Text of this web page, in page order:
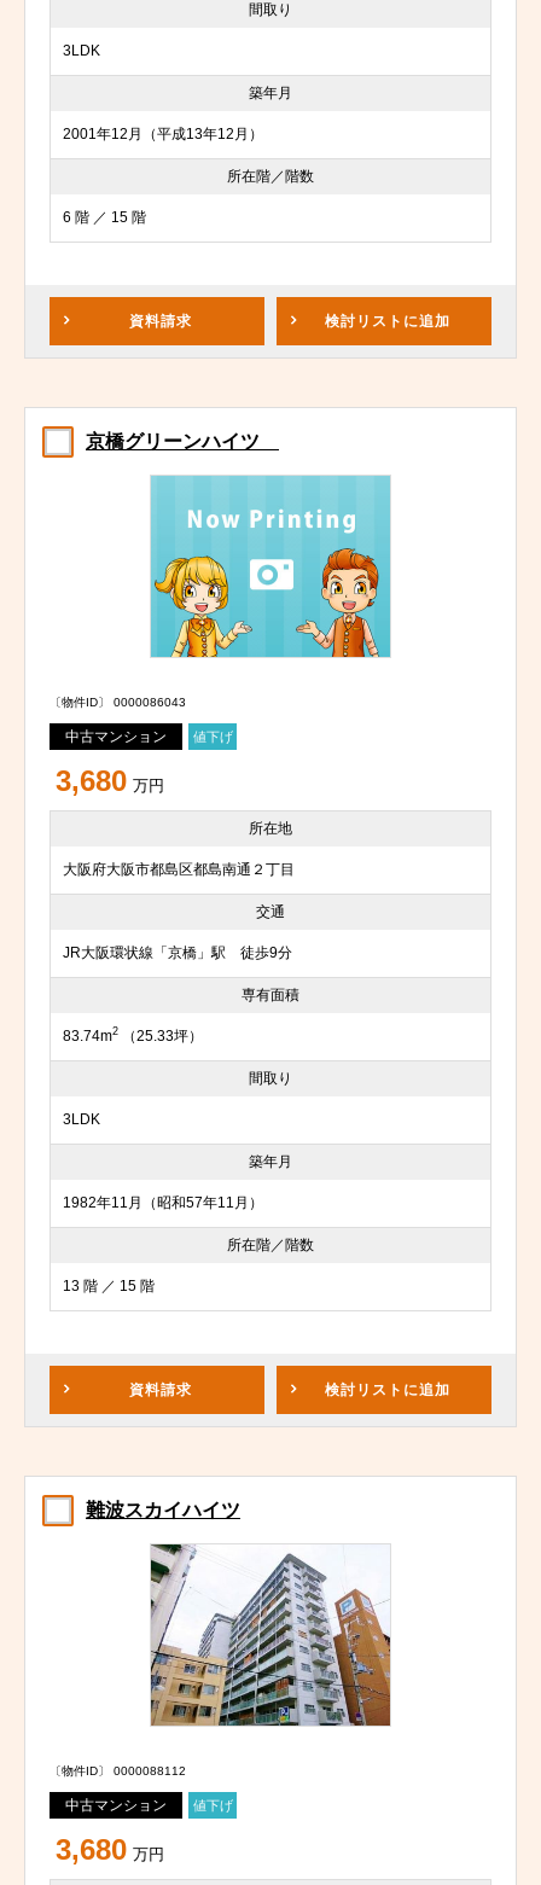
間取り
3LDK
築年月
2001年12月（平成13年12月）
所在階／階数
6 階 ／ 15 階
資料請求 検討リスト に追加
京橋グリーンハイツ
〔物件ID〕 0000086043
中古マンション 値下げ
3,680 万円
所在地
大阪府大阪市都島区都島南通２丁目
交通
JR大阪環状線「京橋」駅 徒歩9分
専有面積
83.74m2 （25.33坪）
間取り
3LDK
築年月
1982年11月（昭和57年11月）
所在階／階数
13 階 ／ 15 階
資料請求 検討リスト に追加
難波スカイハイツ
〔物件ID〕 0000088112
中古マンション 値下げ
3,680 万円